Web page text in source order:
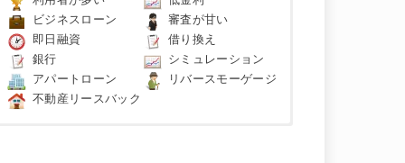
ビジネスローン
審査が甘い
即日融資
借り換え
銀行
シミュレーション
アパートローン
リバースモーゲージ
不動産リースバック